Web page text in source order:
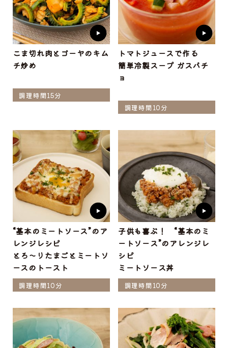
こま切れ肉とゴーヤのキム
チ炒め
調理時間15分
トマトジュースで作る
簡単冷製スープ ガスパチ
ョ
調理時間10分
“基本のミートソース”のア
レンジレシピ
とろ～りたまごとミートソ
ースのトースト
調理時間10分
子供も喜ぶ！ “基本のミ
ートソース”のアレンジレ
シピ
ミートソース丼
調理時間10分